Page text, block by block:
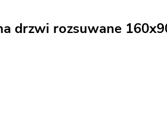
drzwi rozsuwane